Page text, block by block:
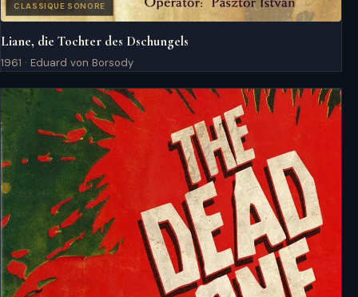
CLASSIQUE SONORE
Liane, die Tochter des Dschungels
1961 · Eduard von Borsody